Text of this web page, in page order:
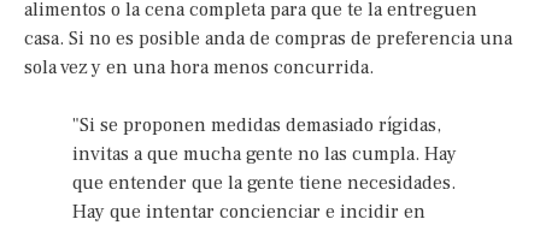
alimentos o la cena completa para que te la entreguen
casa. Si no es posible anda de compras de preferencia una
sola vez y en una hora menos concurrida.
"Si se proponen medidas demasiado rígidas,
invitas a que mucha gente no las cumpla. Hay
que entender que la gente tiene necesidades.
Hay que intentar concienciar e incidir en